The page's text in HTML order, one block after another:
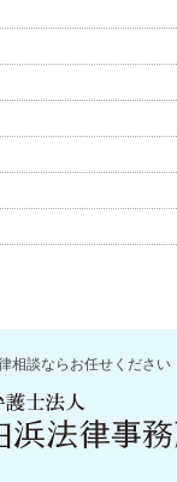
相談ならお任せください